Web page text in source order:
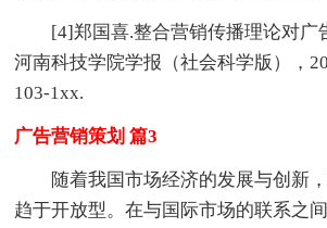
[4]郑国喜.整合营销传播理论对广
河南科技学院学报（社会科学版），
103-1xx.
广告营销策划 篇3
随着我国市场经济的发展与创新，
趋于开放型。在与国际市场的联系之